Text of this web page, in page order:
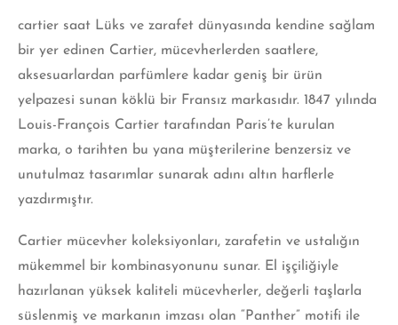
cartier saat Lüks ve zarafet dünyasında kendine sağlam
bir yer edinen Cartier, mücevherlerden saatlere,
aksesuarlardan parfümlere kadar geniş bir ürün
yelpazesi sunan köklü bir Fransız markasıdır. 1847 yılında
Louis-François Cartier tarafından Paris’te kurulan
marka, o tarihten bu yana müşterilerine benzersiz ve
unutulmaz tasarımlar sunarak adını altın harflerle
yazdırmıştır.
Cartier mücevher koleksiyonları, zarafetin ve ustalığın
mükemmel bir kombinasyonunu sunar. El işçiliğiyle
hazırlanan yüksek kaliteli mücevherler, değerli taşlarla
süslenmiş ve markanın imzası olan “Panther” motifi ile